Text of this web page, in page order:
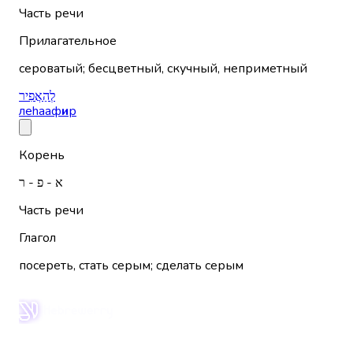
Часть речи
Прилагательное
сероватый; бесцветный, скучный, неприметный
לְהַאֲפִיר
леhаафир
Корень
א - פ - ר
Часть речи
Глагол
посереть, стать серым; сделать серым